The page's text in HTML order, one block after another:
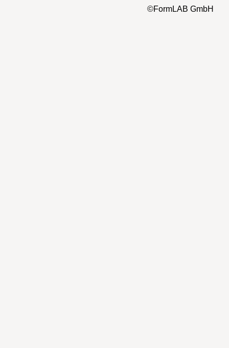
©FormLAB GmbH